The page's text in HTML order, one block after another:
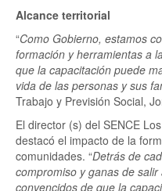
Alcance territorial
“Como Gobierno, estamos
formación y herramientas a
que la capacitación puede
vida de las personas y sus
Trabajo y Previsión Social,
El director (s) del SENCE
destacó el impacto de la
comunidades. “Detrás de
compromiso y ganas de
convencidos de que la